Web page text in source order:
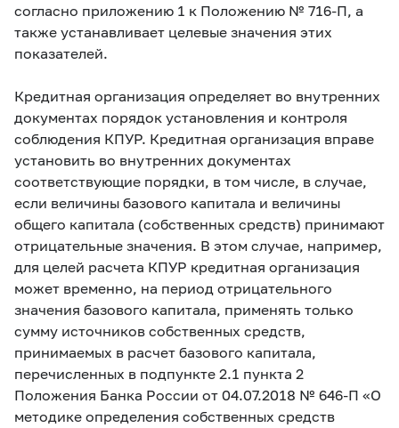
согласно приложению 1 к Положению № 716-П, а
также устанавливает целевые значения этих
показателей.
Кредитная организация определяет во внутренних
документах порядок установления и контроля
соблюдения КПУР. Кредитная организация вправе
установить во внутренних документах
соответствующие порядки, в том числе, в случае,
если величины базового капитала и величины
общего капитала (собственных средств) принимают
отрицательные значения. В этом случае, например,
для целей расчета КПУР кредитная организация
может временно, на период отрицательного
значения базового капитала, применять только
сумму источников собственных средств,
принимаемых в расчет базового капитала,
перечисленных в подпункте 2.1 пункта 2
Положения Банка России от 04.07.2018 № 646-П «О
методике определения собственных средств